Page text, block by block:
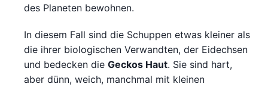
des Planeten bewohnen.
In diesem Fall sind die Schuppen etwas kleiner als
die ihrer biologischen Verwandten, der Eidechsen
und bedecken die Geckos Haut. Sie sind hart,
aber dünn, weich, manchmal mit kleinen